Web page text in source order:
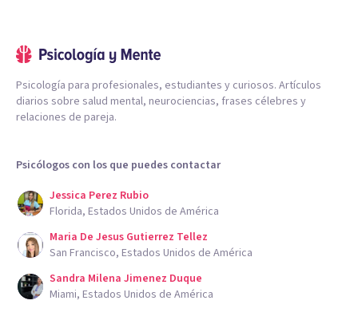
Psicología para profesionales, estudiantes y curiosos. Artículos
diarios sobre salud mental, neurociencias, frases célebres y
relaciones de pareja.
Psicólogos con los que puedes contactar
Jessica Perez Rubio
Florida, Estados Unidos de América
Maria De Jesus Gutierrez Tellez
San Francisco, Estados Unidos de América
Sandra Milena Jimenez Duque
Miami, Estados Unidos de América